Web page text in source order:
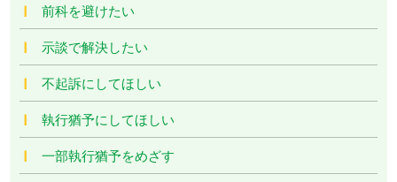
前科を避けたい
示談で解決したい
不起訴にしてほしい
執行猶予にしてほしい
一部執行猶予をめざす